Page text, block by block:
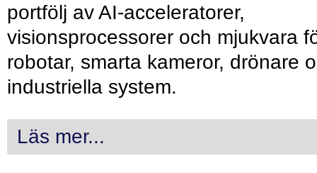
portfölj av AI-acceleratorer,
visionsprocessorer och mjukvara
robotar, smarta kameror, drönare
industriella system.
Läs mer...